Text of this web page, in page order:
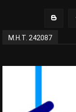
Μ.Η.Τ. 242087